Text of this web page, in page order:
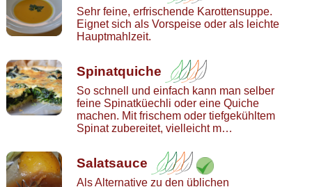
Sehr feine, erfrischende Karottensuppe.
Eignet sich als Vorspeise oder als leichte
Hauptmahlzeit.
Spinatquiche
So schnell und einfach kann man selber
feine Spinatküechli oder eine Quiche
machen. Mit frischem oder tiefgekühltem
Spinat zubereitet, vielleicht m…
Salatsauce
Als Alternative zu den üblichen